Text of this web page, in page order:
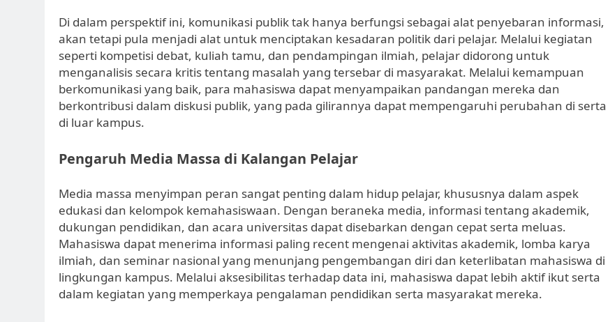
Di dalam perspektif ini, komunikasi publik tak hanya berfungsi sebagai alat penyebaran informasi,
akan tetapi pula menjadi alat untuk menciptakan kesadaran politik dari pelajar. Melalui kegiatan
seperti kompetisi debat, kuliah tamu, dan pendampingan ilmiah, pelajar didorong untuk
menganalisis secara kritis tentang masalah yang tersebar di masyarakat. Melalui kemampuan
berkomunikasi yang baik, para mahasiswa dapat menyampaikan pandangan mereka dan
berkontribusi dalam diskusi publik, yang pada gilirannya dapat mempengaruhi perubahan di serta
di luar kampus.
Pengaruh Media Massa di Kalangan Pelajar
Media massa menyimpan peran sangat penting dalam hidup pelajar, khususnya dalam aspek
edukasi dan kelompok kemahasiswaan. Dengan beraneka media, informasi tentang akademik,
dukungan pendidikan, dan acara universitas dapat disebarkan dengan cepat serta meluas.
Mahasiswa dapat menerima informasi paling recent mengenai aktivitas akademik, lomba karya
ilmiah, dan seminar nasional yang menunjang pengembangan diri dan keterlibatan mahasiswa di
lingkungan kampus. Melalui aksesibilitas terhadap data ini, mahasiswa dapat lebih aktif ikut serta
dalam kegiatan yang memperkaya pengalaman pendidikan serta masyarakat mereka.